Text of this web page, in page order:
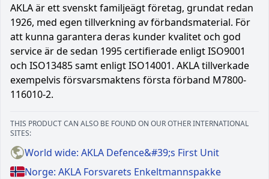
AKLA är ett svenskt familjeägt företag, grundat redan
1926, med egen tillverkning av förbandsmaterial. För
att kunna garantera deras kunder kvalitet och god
service är de sedan 1995 certifierade enligt ISO9001
och ISO13485 samt enligt ISO14001. AKLA tillverkade
exempelvis försvarsmaktens första förband M7800-
116010-2.
THIS PRODUCT CAN ALSO BE FOUND ON OUR OTHER INTERNATIONAL
SITES:
World wide: AKLA Defence&#39;s First Unit
Norge: AKLA Forsvarets Enkeltmannspakke